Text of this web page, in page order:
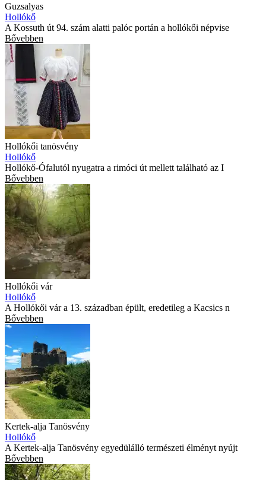
Guzsalyas
Hollókő
A Kossuth út 94. szám alatti palóc portán a hollókői népvise
Bővebben
Hollókői tanösvény
Hollókő
Hollókő-Ófalutól nyugatra a rimóci út mellett található az I
Bővebben
Hollókői vár
Hollókő
A Hollókői vár a 13. században épült, eredetileg a Kacsics n
Bővebben
Kertek-alja Tanösvény
Hollókő
A Kertek-alja Tanösvény egyedülálló természeti élményt nyújt
Bővebben